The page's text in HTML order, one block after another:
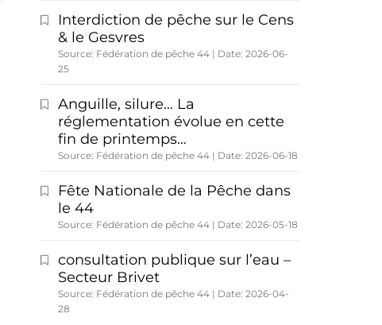
Interdiction de pêche sur le Cens
& le Gesvres
Source: Fédération de pêche 44
Date: 2026-06-
25
Anguille, silure… La
réglementation évolue en cette
fin de printemps…
Source: Fédération de pêche 44 Date: 2026-06-18
Fête Nationale de la Pêche dans
le 44
Source: Fédération de pêche 44 Date: 2026-05-18
consultation publique sur l’eau –
Secteur Brivet
Source: Fédération de pêche 44
Date: 2026-04-
28